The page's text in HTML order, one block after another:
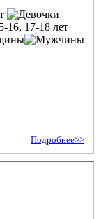
16, 17-18 лет
Подробнее>>